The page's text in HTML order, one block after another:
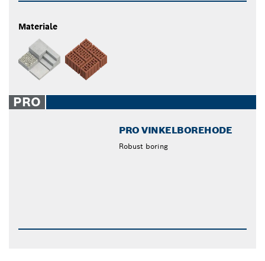
Materiale
PRO
PRO VINKELBOREHODE
Robust boring